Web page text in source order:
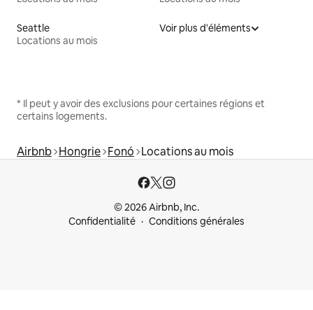
Seattle
Locations au mois
Voir plus d'éléments
* Il peut y avoir des exclusions pour certaines régions et
certains logements.
Airbnb Hongrie Fonó Locations au mois
© 2026 Airbnb, Inc.
Confidentialité
Conditions générales